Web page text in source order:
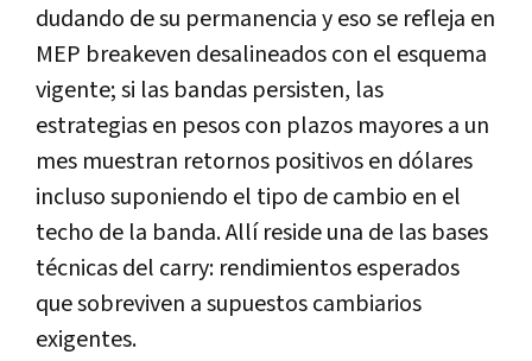
dudando de su permanencia y eso se refleja en
MEP breakeven desalineados con el esquema
vigente; si las bandas persisten, las
estrategias en pesos con plazos mayores a un
mes muestran retornos positivos en dólares
incluso suponiendo el tipo de cambio en el
techo de la banda. Allí reside una de las bases
técnicas del carry: rendimientos esperados
que sobreviven a supuestos cambiarios
exigentes.